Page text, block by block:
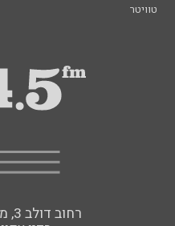
טוויטר
רחוב דולב 3, מגדל תפן, ת.ד 56